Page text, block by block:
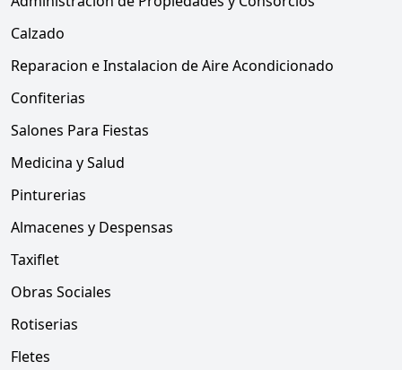
Calzado
Reparacion e Instalacion de Aire Acondicionado
Confiterias
Salones Para Fiestas
Medicina y Salud
Pinturerias
Almacenes y Despensas
Taxiflet
Obras Sociales
Rotiserias
Fletes